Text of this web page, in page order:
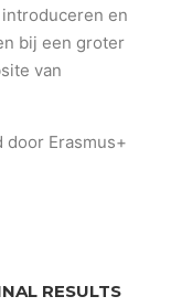
en
bij een groter
van
Erasmus+
RESULTS